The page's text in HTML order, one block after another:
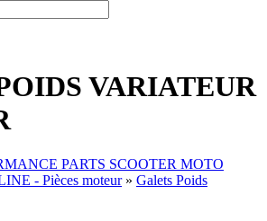
VARIATEUR
PARTS SCOOTER MOTO
- Pièces moteur» Galets Poids